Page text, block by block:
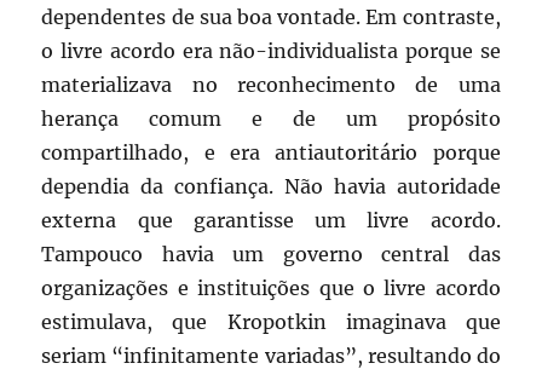
dependentes de sua boa vontade. Em contraste,
o livre acordo era não-individualista porque se
materializava no reconhecimento de uma
herança comum e de um propósito
compartilhado, e era antiautoritário porque
dependia da confiança. Não havia autoridade
externa que garantisse um livre acordo.
Tampouco havia um governo central das
organizações e instituições que o livre acordo
estimulava, que Kropotkin imaginava que
seriam “infinitamente variadas”, resultando do